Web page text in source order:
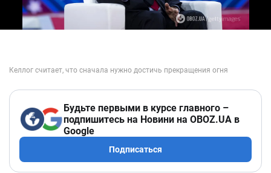
Будьте первыми в курсе главного –
подпишитесь на Новини на OBOZ.UA в
Google
Подписаться